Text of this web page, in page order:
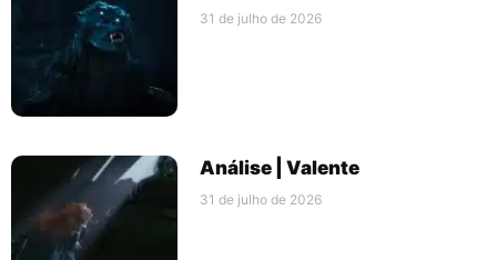
31 de julho de 2026
Análise | Valente
31 de julho de 2026